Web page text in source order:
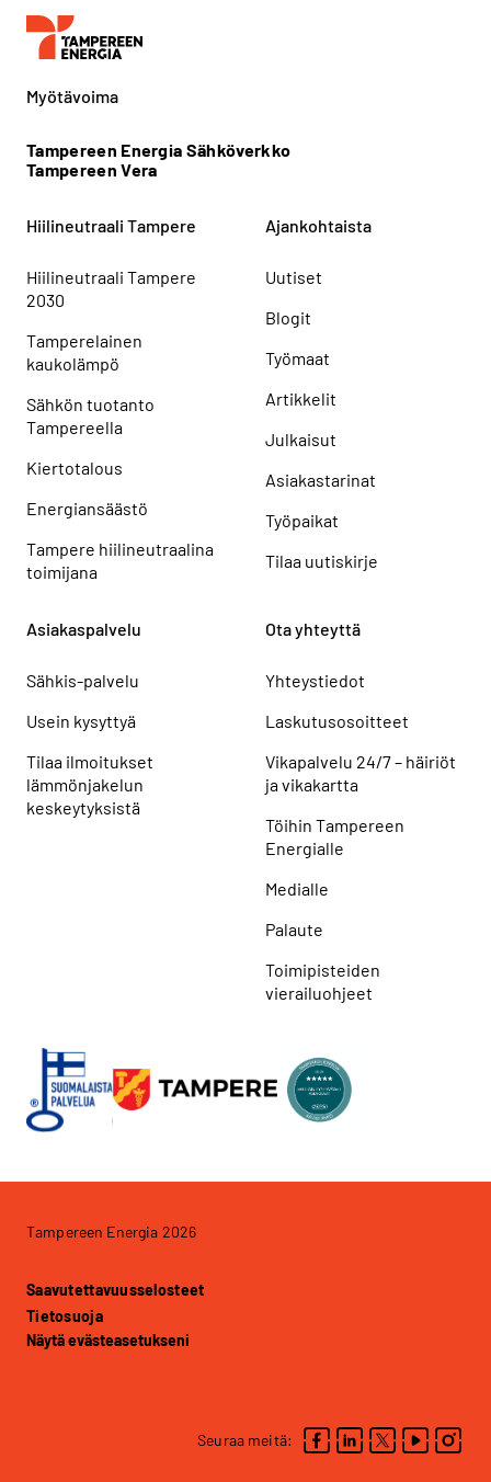
Myötävoima
Tampereen Energia Sähköverkko
Tampereen Vera
Hiilineutraali Tampere
Hiilineutraali Tampere
2030
Tamperelainen
kaukolämpö
Sähkön tuotanto
Tampereella
Kiertotalous
Energiansäästö
Tampere hiilineutraalina
toimijana
Ajankohtaista
Uutiset
Blogit
Työmaat
Artikkelit
Julkaisut
Asiakastarinat
Työpaikat
Tilaa uutiskirje
Asiakaspalvelu
Sähkis-palvelu
Usein kysyttyä
Tilaa ilmoitukset
lämmönjakelun
keskeytyksistä
Ota yhteyttä
Yhteystiedot
Laskutusosoitteet
Vikapalvelu 24/7 – häiriöt
ja vikakartta
Töihin Tampereen
Energialle
Medialle
Palaute
Toimipisteiden
vierailuohjeet
Tampereen Energia 2026
Saavutettavuusselosteet
Tietosuoja
Näytä evästeasetukseni
Seuraa meitä: